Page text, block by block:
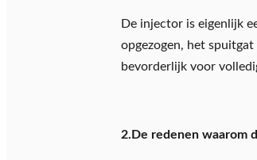
De injector is eigenlijk
opgezogen, het
bevorderlijk voor
2.De redenen waarom